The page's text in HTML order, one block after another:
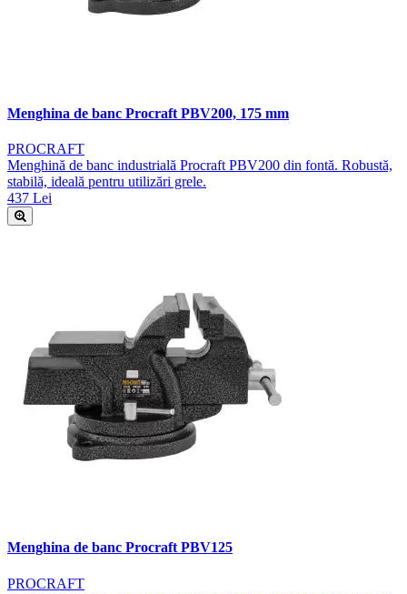
Menghina de banc Procraft PBV200, 175 mm
PROCRAFT
Menghină de banc industrială Procraft PBV200 din fontă. Robustă,
stabilă, ideală pentru utilizări grele.
437 Lei
Menghina de banc Procraft PBV125
PROCRAFT